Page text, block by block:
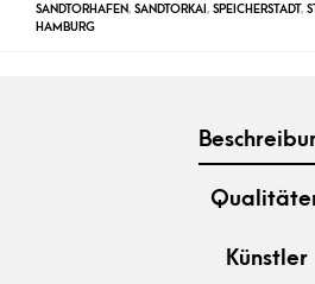
SANDTORHAFEN, SANDTORKAI , SPEICHERSTADT,
HAMBURG
Künstler